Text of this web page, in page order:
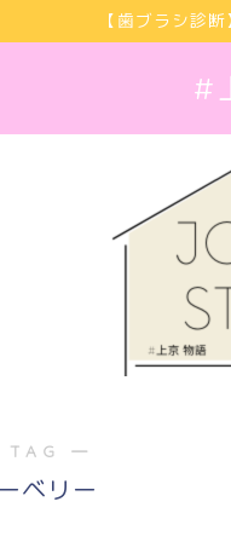
【歯ブラシ診
#
―
ベリー